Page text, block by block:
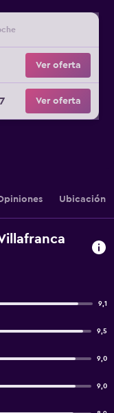
Ver oferta
Ver oferta
Ubicación
9,1
9,5
9,0
9,0